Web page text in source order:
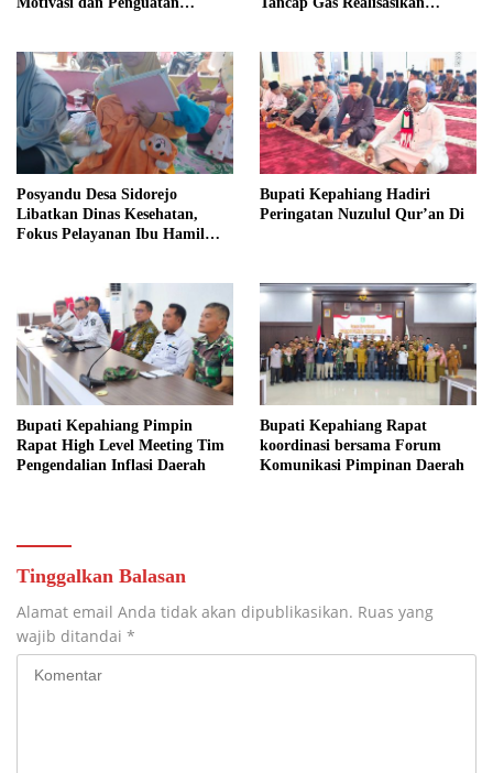
Posyandu Desa Sidorejo
Libatkan Dinas Kesehatan,
Fokus Pelayanan Ibu Hamil
Bupati Kepahiang Hadiri
Peringatan Nuzulul Qur’an Di
Bupati Kepahiang Pimpin
Rapat High Level Meeting Tim
Pengendalian Inflasi Daerah
Bupati Kepahiang Rapat
koordinasi bersama Forum
Komunikasi Pimpinan Daerah
Tinggalkan Balasan
Alamat email Anda tidak akan dipublikasikan. Ruas yang
wajib ditandai *